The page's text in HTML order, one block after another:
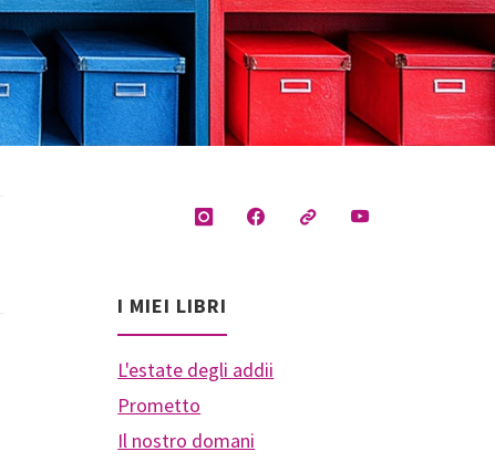
I MIEI LIBRI
L'estate degli addii
Prometto
Il nostro domani